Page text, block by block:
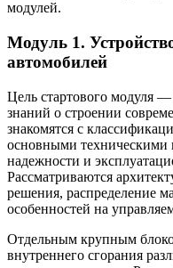
модулей.
Модуль 1.
автомобилей
Цель стартового модуля
знаний о строении
знакомятся с
основными техническими
надежности и
Рассматриваются
решения, распределение
особенностей на
Отдельным крупным
внутреннего сгорания